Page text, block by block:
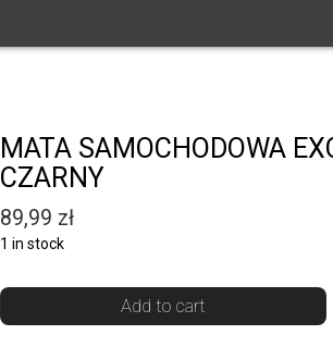
MATA SAMOCHODOWA
CZARNY
89,99 zł
1 in stock
Add to cart